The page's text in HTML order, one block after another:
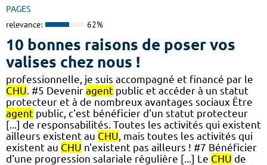
PAGES
relevance: 62%
10 bonnes raisons de poser vos
valises chez nous !
professionnelle, je suis accompagné et financé par le
CHU. #5 Devenir agent public et accéder à un statut
protecteur et à de nombreux avantages sociaux Être
agent public, c'est bénéficier d'un statut protecteur
[...] de responsabilités. Toutes les activités qui existent
ailleurs existent au CHU, mais toutes les activités qui
existent au CHU n'existent pas ailleurs ! #7 Bénéficier
d'une progression salariale régulière [...] Le CHU de